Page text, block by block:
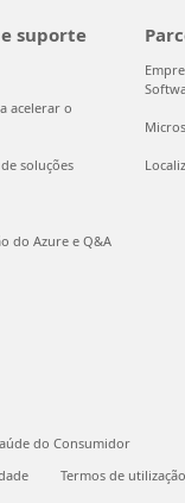
suporte
acelerar o
soluções
do Azure e Q&A
do Consumidor
Termos de utilização